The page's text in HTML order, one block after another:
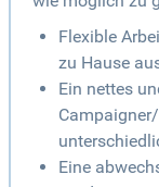
Flexible
zu Hause
Ein nettes
Eine